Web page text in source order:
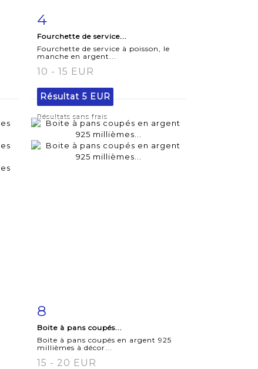
4
Fourchette de service...
Fourchette de service à poisson, le
manche en argent...
10 - 15 EUR
Résultat 5 EUR
Résultats sans frais
détaillée
8
Boite à pans coupés...
Boite à pans coupés en argent 925
millièmes à décor...
15 - 20 EUR